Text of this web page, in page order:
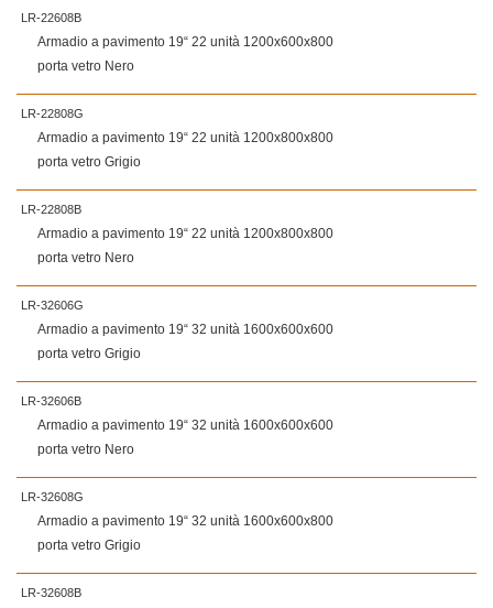
LR-22608B
Armadio a pavimento 19“ 22 unità 1200x600x800
porta vetro Nero
LR-22808G
Armadio a pavimento 19“ 22 unità 1200x800x800
porta vetro Grigio
LR-22808B
Armadio a pavimento 19“ 22 unità 1200x800x800
porta vetro Nero
LR-32606G
Armadio a pavimento 19“ 32 unità 1600x600x600
porta vetro Grigio
LR-32606B
Armadio a pavimento 19“ 32 unità 1600x600x600
porta vetro Nero
LR-32608G
Armadio a pavimento 19“ 32 unità 1600x600x800
porta vetro Grigio
LR-32608B